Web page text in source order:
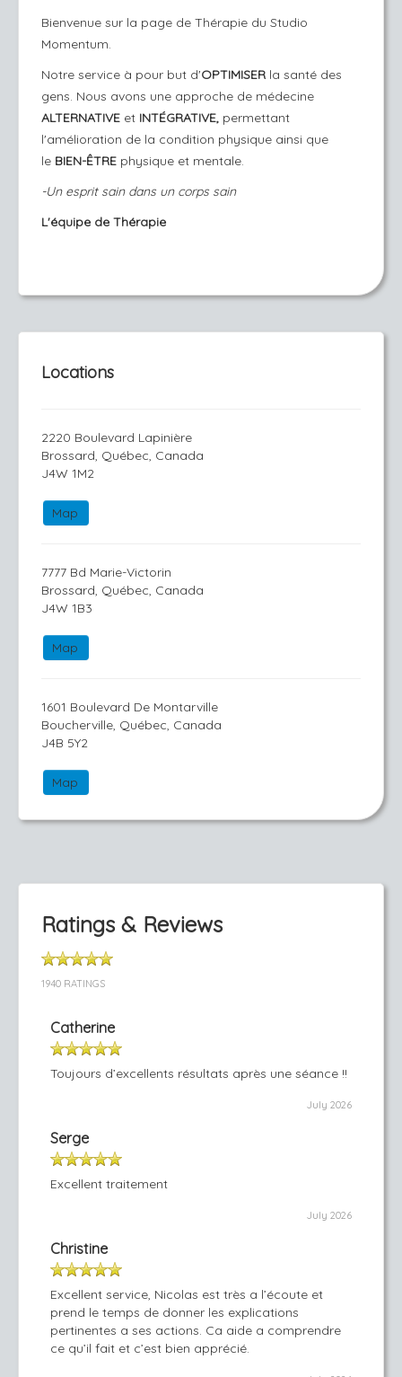
Bienvenue sur la page de Thérapie du Studio
Momentum.
Notre service à pour but d'OPTIMISER la santé des
gens. Nous avons une approche de médecine
ALTERNATIVE et INTÉGRATIVE, permettant
l'amélioration de la condition physique ainsi que
le BIEN-ÊTRE physique et mentale.
-Un esprit sain dans un corps sain
L'équipe de Thérapie
Locations
2220 Boulevard Lapinière
Brossard, Québec, Canada
J4W 1M2
Map
7777 Bd Marie-Victorin
Brossard, Québec, Canada
J4W 1B3
Map
1601 Boulevard De Montarville
Boucherville, Québec, Canada
J4B 5Y2
Map
Ratings & Reviews
1940 RATINGS
Catherine
Toujours d’excellents résultats après une séance !!
July 2026
Serge
Excellent traitement
July 2026
Christine
Excellent service, Nicolas est très a l’écoute et
prend le temps de donner les explications
pertinentes a ses actions. Ca aide a comprendre
ce qu’il fait et c’est bien apprécié.